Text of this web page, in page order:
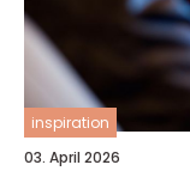
inspiration
03. April 2026